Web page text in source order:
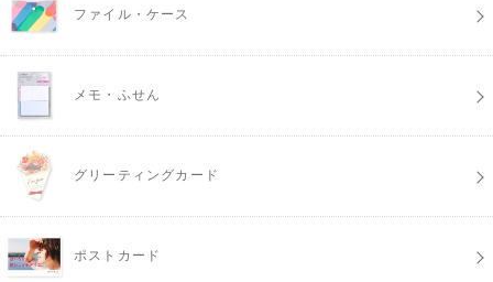
ファイル・ケース
メモ・ふせん
グリーティングカード
ポストカード